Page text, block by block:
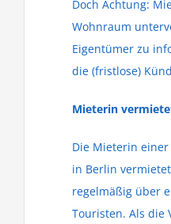
Doch Achtung:
Wohnraum
Eigentümer zu
die (fristlose)
Mieterin
Die Mieterin
in Berlin
regelmäßig über
Touristen. Als die